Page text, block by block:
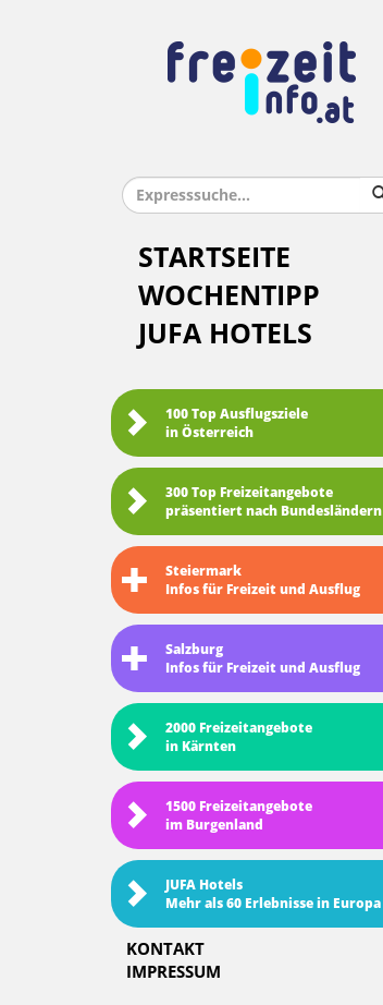
STARTSEITE
WOCHENTIPP
JUFA HOTELS
100 Top Ausflugsziele
in Österreich
300 Top Freizeitangebote
präsentiert nach Bundesländern
Steiermark
Infos für Freizeit und Ausflug
Salzburg
Infos für Freizeit und Ausflug
2000 Freizeitangebote
in Kärnten
1500 Freizeitangebote
im Burgenland
JUFA Hotels
Mehr als 60 Erlebnisse in Europa
KONTAKT
IMPRESSUM